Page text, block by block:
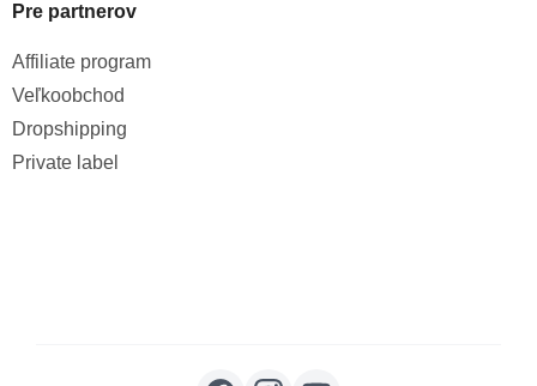
Pre partnerov
Affiliate program
Veľkoobchod
Dropshipping
Private label